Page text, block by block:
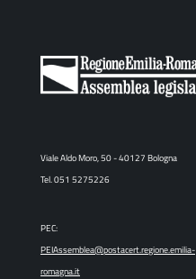
Viale Aldo Moro, 50 - 40127 Bologna
Tel. 051 5275226
PEC:
PEIAssemblea@postacert.regione.emilia-
romagna.it